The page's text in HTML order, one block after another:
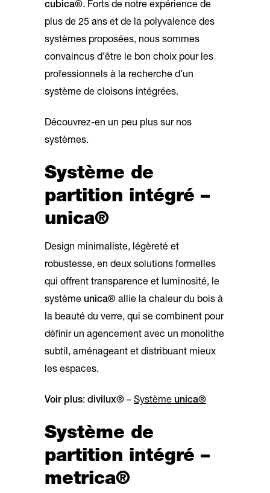
cubica®. Forts de notre expérience de
plus de 25 ans et de la polyvalence des
systèmes proposées, nous sommes
convaincus d’être le bon choix pour les
professionnels à la recherche d’un
système de cloisons intégrées.
Découvrez-en un peu plus sur nos
systèmes.
Système de
partition intégré –
unica®
Design minimaliste, légèreté et
robustesse, en deux solutions formelles
qui offrent transparence et luminosité, le
système unica® allie la chaleur du bois à
la beauté du verre, qui se combinent pour
définir un agencement avec un monolithe
subtil, aménageant et distribuant mieux
les espaces.
Voir plus: divilux® – Système unica®
Système de
partition intégré –
metrica®